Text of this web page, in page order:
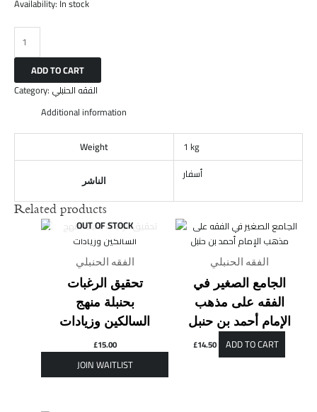
Availability: In stock
ADD TO CART
Category: الفقه الحنبلي
Additional information
Weight
1 kg
الناشر
أسفار
Related products
OUT OF STOCK
الفقه الحنبلي
تحقيق الرغبات
بحنبلة منهج
السالكين وزيادات
£15.00
الفقه الحنبلي
الجامع الصغير في
الفقه على مذهب
الإمام أحمد بن حنبل
£14.50 ADD TO CART